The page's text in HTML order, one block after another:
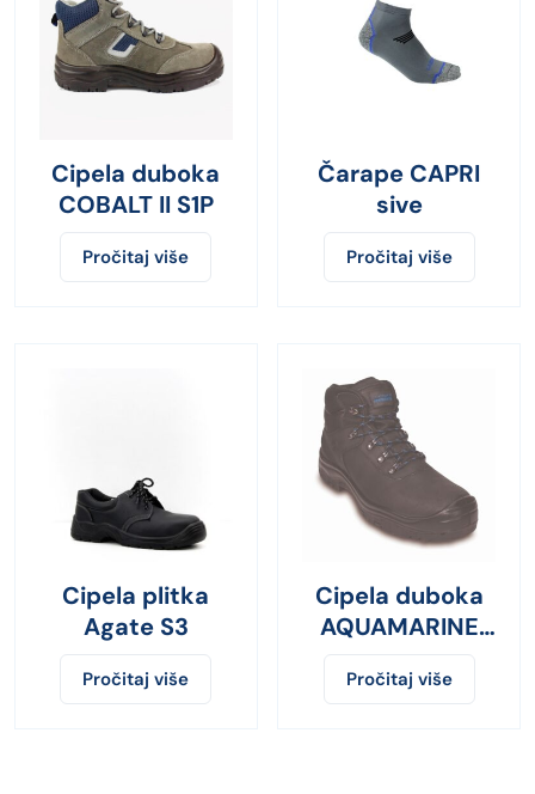
Cipela duboka
COBALT II S1P
Pročitaj više
Čarape CAPRI
sive
Pročitaj više
Cipela plitka
Agate S3
Pročitaj više
Cipela duboka
AQUAMARINE
S3
Pročitaj više